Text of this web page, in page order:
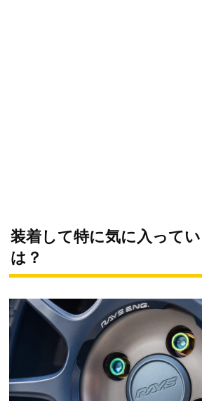
装着して特に気に入って
は？